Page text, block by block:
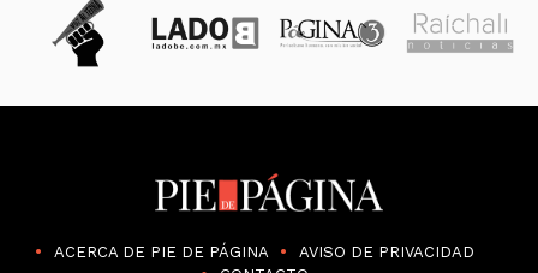
ACERCA DE PIE DE PÁGINA
AVISO DE PRIVACIDAD